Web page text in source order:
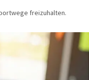
freizuhalten.